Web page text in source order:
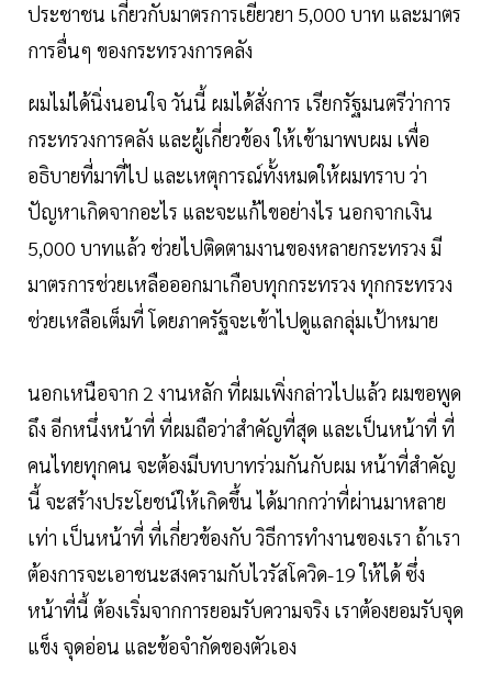
ประชาชน เกี่ยวกับมาตรการเยียวยา 5,000 บาท และมาตร
การอื่นๆ ของกระทรวงการคลัง
ผมไม่ได้นิ่งนอนใจ วันนี้ ผมได้สั่งการ เรียกรัฐมนตรีว่าการ
กระทรวงการคลัง และผู้เกี่ยวข้อง ให้เข้ามาพบผม เพื่อ
อธิบายที่มาที่ไป และเหตุการณ์ทั้งหมดให้ผมทราบ ว่า
ปัญหาเกิดจากอะไร และจะแก้ไขอย่างไร นอกจากเงิน
5,000 บาทแล้ว ช่วยไปติดตามงานของหลายกระทรวง มี
มาตรการช่วยเหลือออกมาเกือบทุกกระทรวง ทุกกระทรวง
ช่วยเหลือเต็มที่ โดยภาครัฐจะเข้าไปดูแลกลุ่มเป้าหมาย
นอกเหนือจาก 2 งานหลัก ที่ผมเพิ่งกล่าวไปแล้ว ผมขอพูด
ถึง อีกหนึ่งหน้าที่ ที่ผมถือว่าสำคัญที่สุด และเป็นหน้าที่ ที่
คนไทยทุกคน จะต้องมีบทบาทร่วมกันกับผม หน้าที่สำคัญ
นี้ จะสร้างประโยชน์ให้เกิดขึ้น ได้มากกว่าที่ผ่านมาหลาย
เท่า เป็นหน้าที่ ที่เกี่ยวข้องกับ วิธีการทำงานของเรา ถ้าเรา
ต้องการจะเอาชนะสงครามกับไวรัสโควิด-19 ให้ได้ ซึ่ง
หน้าที่นี้ ต้องเริ่มจากการยอมรับความจริง เราต้องยอมรับจุด
แข็ง จุดอ่อน และข้อจำกัดของตัวเอง